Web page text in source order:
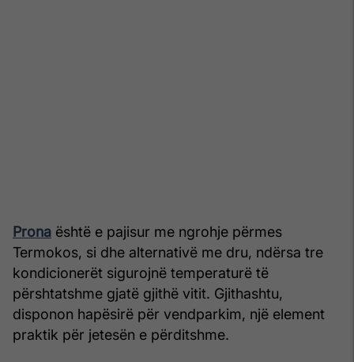
Prona është e pajisur me ngrohje përmes
Termokos, si dhe alternativë me dru, ndërsa tre
kondicionerët sigurojnë temperaturë të
përshtatshme gjatë gjithë vitit. Gjithashtu,
disponon hapësirë për vendparkim, një element
praktik për jetesën e përditshme.